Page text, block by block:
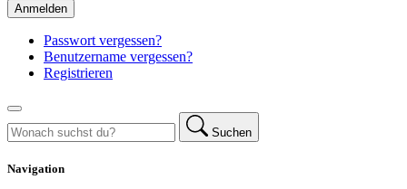
Anmelden
Passwort vergessen?
Benutzername vergessen?
Registrieren
Suchen
Navigation